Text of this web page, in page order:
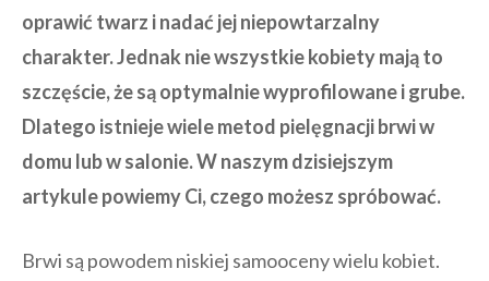
oprawić twarz i nadać jej niepowtarzalny
charakter. Jednak nie wszystkie kobiety mają to
szczęście, że są optymalnie wyprofilowane i grube.
Dlatego istnieje wiele metod pielęgnacji brwi w
domu lub w salonie. W naszym dzisiejszym
artykule powiemy Ci, czego możesz spróbować.
Brwi są powodem niskiej samooceny wielu kobiet.